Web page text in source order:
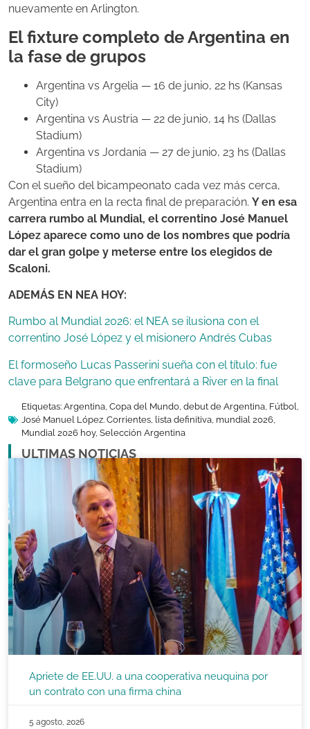
nuevamente en Arlington.
El fixture completo de Argentina en
la fase de grupos
Argentina vs Argelia — 16 de junio, 22 hs (Kansas
City)
Argentina vs Austria — 22 de junio, 14 hs (Dallas
Stadium)
Argentina vs Jordania — 27 de junio, 23 hs (Dallas
Stadium)
Con el sueño del bicampeonato cada vez más cerca,
Argentina entra en la recta final de preparación. Y en esa
carrera rumbo al Mundial, el correntino José Manuel
López aparece como uno de los nombres que podría
dar el gran golpe y meterse entre los elegidos de
Scaloni.
ADEMÁS EN NEA HOY:
Rumbo al Mundial 2026: el NEA se ilusiona con el
correntino José López y el misionero Andrés Cubas
El formoseño Lucas Passerini sueña con el título: fue
clave para Belgrano que enfrentará a River en la final
Etiquetas: Argentina, Copa del Mundo, debut de Argentina, Fútbol,
José Manuel López. Corrientes, lista definitiva, mundial 2026,
Mundial 2026 hoy, Selección Argentina
ULTIMAS NOTICIAS
Apriete de EE.UU. a una cooperativa neuquina por
un contrato con una firma china
5 agosto, 2026